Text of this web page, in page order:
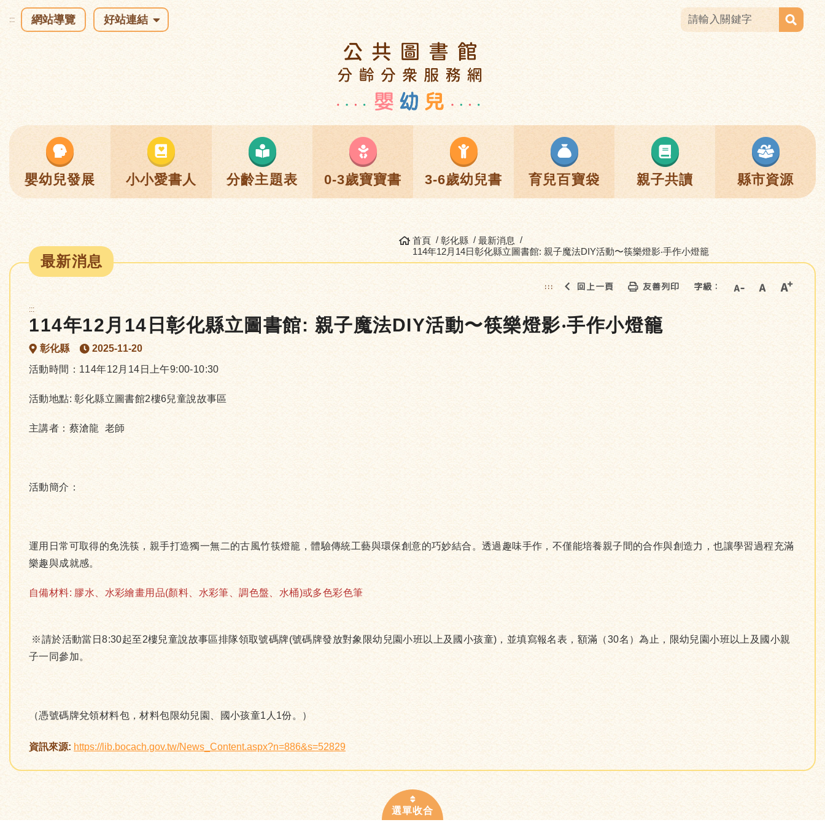
::: 網站導覽 好站連結
嬰幼兒發展 小小愛書人 分齡主題表 0-3歲寶寶書 3-6歲幼兒書 育兒百寶袋 親子共讀 縣市資源
首頁 彰化縣
最新消息
114年12月14日彰化縣立圖書館: 親子魔法DIY活動〜筷樂燈影‧手作小燈籠
最新消息
::: 回上一頁 友善列印 字級：
:::
114年12月14日彰化縣立圖書館: 親子魔法DIY活動〜筷樂燈影‧手作小燈籠
彰化縣
2025-11-20
活動時間：114年12月14日上午9:00-10:30
活動地點: 彰化縣立圖書館2樓6兒童說故事區
主講者：蔡滄龍 老師
活動簡介：
運用日常可取得的免洗筷，親手打造獨一無二的古風竹筷燈籠，體驗傳統工藝與環保創意的巧妙結合。透過趣味手作，不僅能培養親子間的合作與創造力，也讓學習過程充滿
樂趣與成就感。
自備材料: 膠水、水彩繪畫用品(顏料、水彩筆、調色盤、水桶)或多色彩色筆
※請於活動當日8:30起至2樓兒童說故事區排隊領取號碼牌(號碼牌發放對象限幼兒園小班以上及國小孩童)，並填寫報名表，額滿（30名）為止，限幼兒園小班以上及國小親
子一同參加。
（憑號碼牌兌領材料包，材料包限幼兒園、國小孩童1人1份。）
資訊來源: https://lib.bocach.gov.tw/News_Content.aspx?n=886&s=52829